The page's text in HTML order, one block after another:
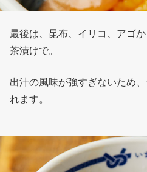
最後は、昆布、イリコ、アゴ
茶漬けで。
出汁の風味が強すぎないため
れます。